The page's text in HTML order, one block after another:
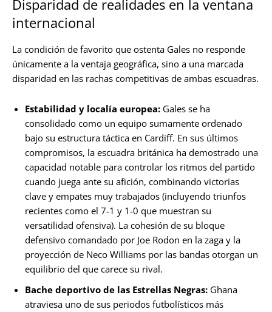
Disparidad de realidades en la ventana
internacional
La condición de favorito que ostenta Gales no responde
únicamente a la ventaja geográfica, sino a una marcada
disparidad en las rachas competitivas de ambas escuadras.
Estabilidad y localía europea: Gales se ha
consolidado como un equipo sumamente ordenado
bajo su estructura táctica en Cardiff. En sus últimos
compromisos, la escuadra británica ha demostrado una
capacidad notable para controlar los ritmos del partido
cuando juega ante su afición, combinando victorias
clave y empates muy trabajados (incluyendo triunfos
recientes como el 7-1 y 1-0 que muestran su
versatilidad ofensiva). La cohesión de su bloque
defensivo comandado por Joe Rodon en la zaga y la
proyección de Neco Williams por las bandas otorgan un
equilibrio del que carece su rival.
Bache deportivo de las Estrellas Negras: Ghana
atraviesa uno de sus periodos futbolísticos más